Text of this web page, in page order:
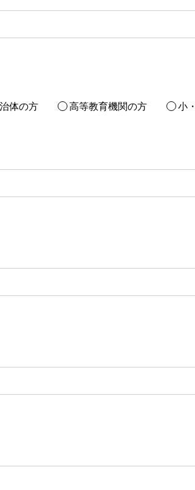
体の方 高等教育機関の方 小